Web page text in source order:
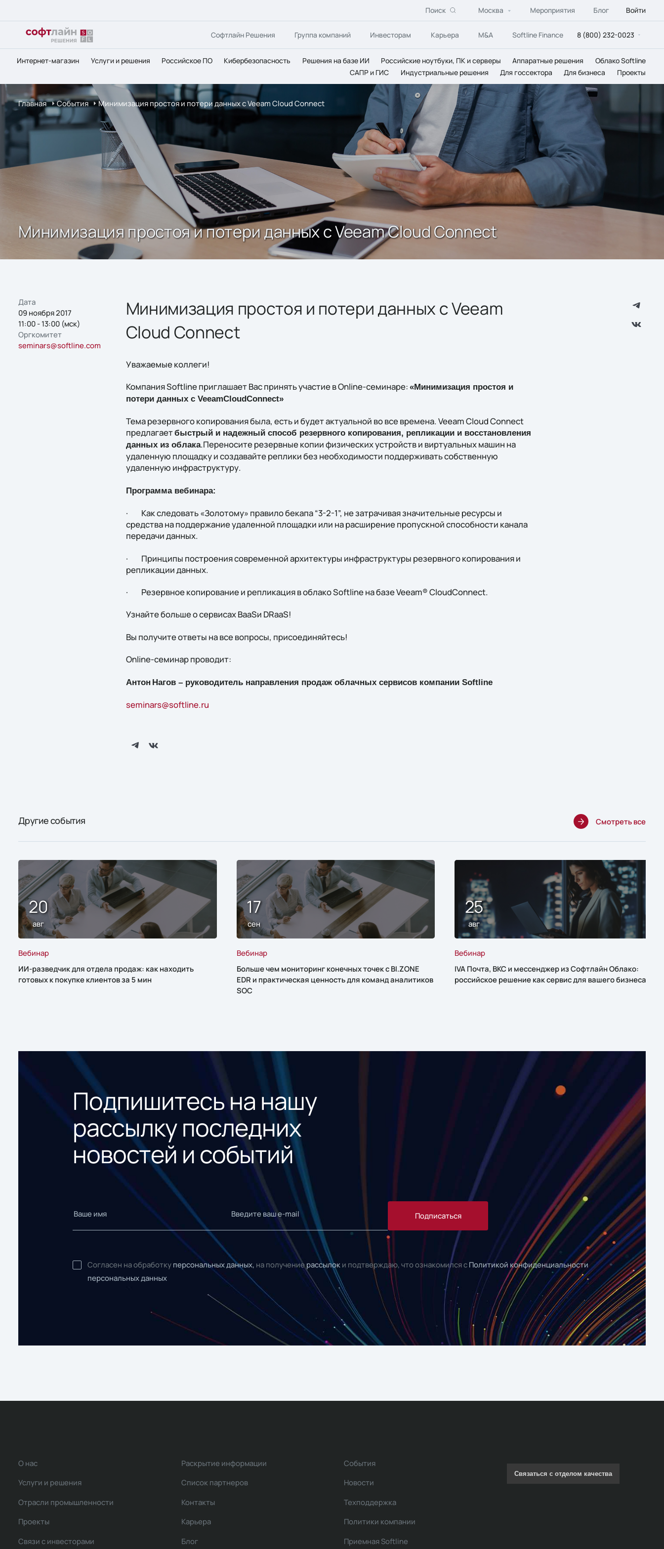
Поиск Москва Мероприятия Блог Войти
Софтлайн Решения Группа компаний Инвесторам Карьера M&A Softline Finance 8 (800) 232-0023
Интернет-магазин Услуги и решения Российское ПО Кибербезопасность Решения на базе ИИ Российские ноутбуки, ПК и серверы Аппаратные решения
Облако Softline
САПР и ГИС
Индустриальные решения Для госсектора Для бизнеса Проекты
Главная События Минимизация простоя и потери данных с Veeam Cloud Connect
Минимизация простоя и потери данных с Veeam Cloud Connect
Дата
09 ноября 2017
11:00 - 13:00 (мск)
Оргкомитет
seminars@softline.com
Минимизация простоя и потери данных с Veeam
Cloud Connect
Уважаемые коллеги!
Компания Softline приглашает Вас принять участие в Online-семинаре: «Минимизация простоя и
потери данных с VeeamCloudConnect»
Тема резервного копирования была, есть и будет актуальной во все времена. Veeam Cloud Connect
предлагаетбыстрый и надежный способ резервного копирования, репликации и восстановления
данных из облака.Переносите резервные копии физических устройств и виртуальных машин на
удаленную площадку и создавайте реплики без необходимости поддерживать собственную
удаленную инфраструктуру.
Программа вебинара:
· Как следовать «Золотому» правило бекапа “3-2-1”, не затрачивая значительные ресурсы и
средства на поддержание удаленной площадки или на расширение пропускной способности канала
передачи данных.
· Принципы построения современной архитектуры инфраструктуры резервного копирования и
репликации данных.
· Резервное копирование и репликация в облако Softline на базе Veeam® CloudConnect.
Узнайте больше о сервисах BaaSи DRaaS!
Вы получите ответы на все вопросы, присоединяйтесь!
Online-семинар проводит:
Антон Нагов – руководитель направления продаж облачных сервисов компании Softline
seminars@softline.ru
Другие события Смотреть все
20
авг
Вебинар
ИИ-разведчик для отдела продаж: как находить
готовых к покупке клиентов за 5 мин
17
сен
Вебинар
Больше чем мониторинг конечных точек с BI.ZONE
EDR и практическая ценность для команд аналитиков
SOC
25
авг
Вебинар
IVA Почта, ВКС и мессенджер из Софтлайн Облако:
российское решение как сервис для вашего бизнеса
Подпишитесь на нашу
рассылку последних
новостей и событий
Подписаться
Согласен на обработку персональных данных, на получениерассылок и подтверждаю, что ознакомился с Политикой конфиденциальности
персональных данных
О нас
Услуги и решения
Отрасли промышленности
Проекты
Связи с инвесторами
Раскрытие информации
Список партнеров
Контакты
Карьера
Блог
События
Новости
Техподдержка
Политики компании
Приемная Softline
Связаться с отделом качества